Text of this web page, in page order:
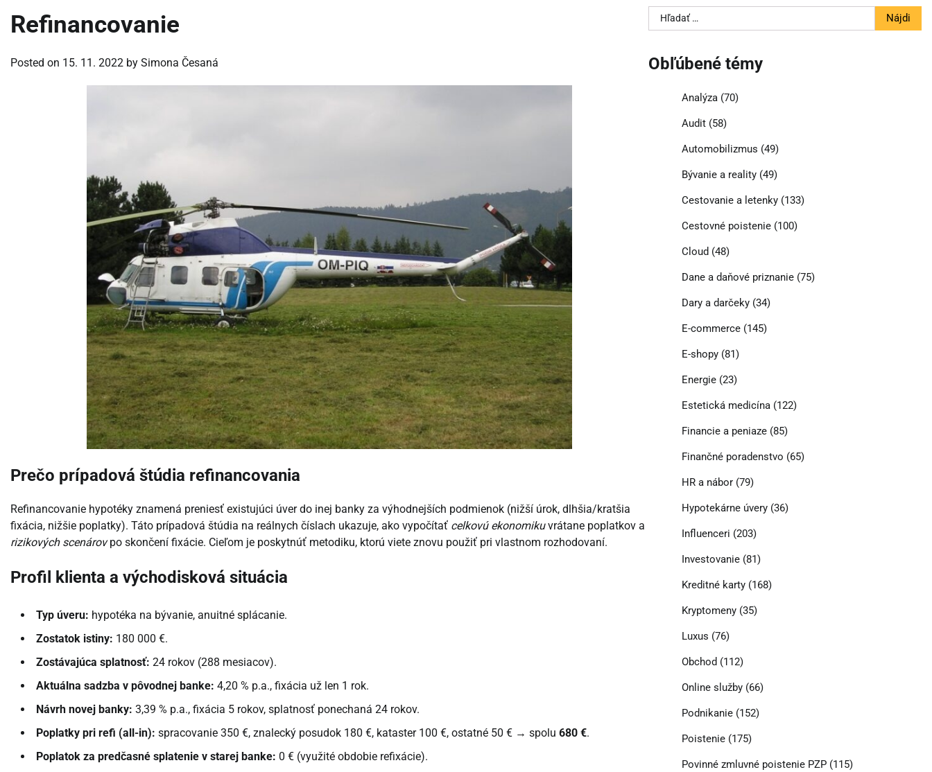
Refinancovanie
Posted on 15. 11. 2022 by Simona Česaná
Prečo prípadová štúdia refinancovania
Refinancovanie hypotéky znamená preniesť existujúci úver do inej banky za výhodnejších podmienok (nižší úrok, dlhšia/kratšia
fixácia, nižšie poplatky). Táto prípadová štúdia na reálnych číslach ukazuje, ako vypočítať celkovú ekonomikuvrátane poplatkov a
rizikových scenárovpo skončení fixácie. Cieľom je poskytnúť metodiku, ktorú viete znovu použiť pri vlastnom rozhodovaní.
Profil klienta a východisková situácia
Typ úveru: hypotéka na bývanie, anuitné splácanie.
Zostatok istiny: 180 000 €.
Zostávajúca splatnosť: 24 rokov (288 mesiacov).
Aktuálna sadzba v pôvodnej banke: 4,20 % p.a., fixácia už len 1 rok.
Návrh novej banky: 3,39 % p.a., fixácia 5 rokov, splatnosť ponechaná 24 rokov.
Poplatky pri refi (all-in): spracovanie 350 €, znalecký posudok 180 €, kataster 100 €, ostatné 50 € → spolu 680 €.
Poplatok za predčasné splatenie v starej banke: 0 € (využité obdobie refixácie).
Hľadať:
Obľúbené témy
Analýza(70)
Audit(58)
Automobilizmus (49)
Bývanie a reality(49)
Cestovanie a letenky(133)
Cestovné poistenie(100)
Cloud (48)
Dane a daňové priznanie(75)
Dary a darčeky(34)
E-commerce(145)
E-shopy(81)
Energie(23)
Estetická medicína(122)
Financie a peniaze(85)
Finančné poradenstvo (65)
HR a nábor(79)
Hypotekárne úvery(36)
Influenceri (203)
Investovanie(81)
Kreditné karty(168)
Kryptomeny(35)
Luxus (76)
Obchod (112)
Online služby(66)
Podnikanie(152)
Poistenie(175)
Povinné zmluvné poistenie PZP(115)